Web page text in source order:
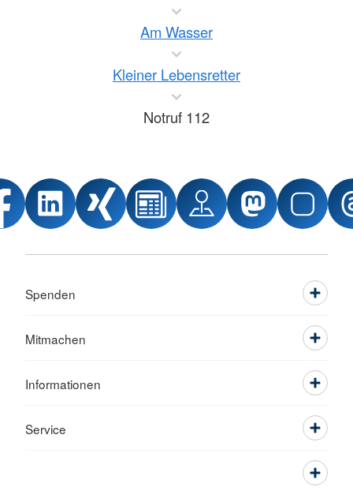
Am Wasser
Kleiner Lebensretter
Notruf 112
Spenden
Mitmachen
Informationen
Service